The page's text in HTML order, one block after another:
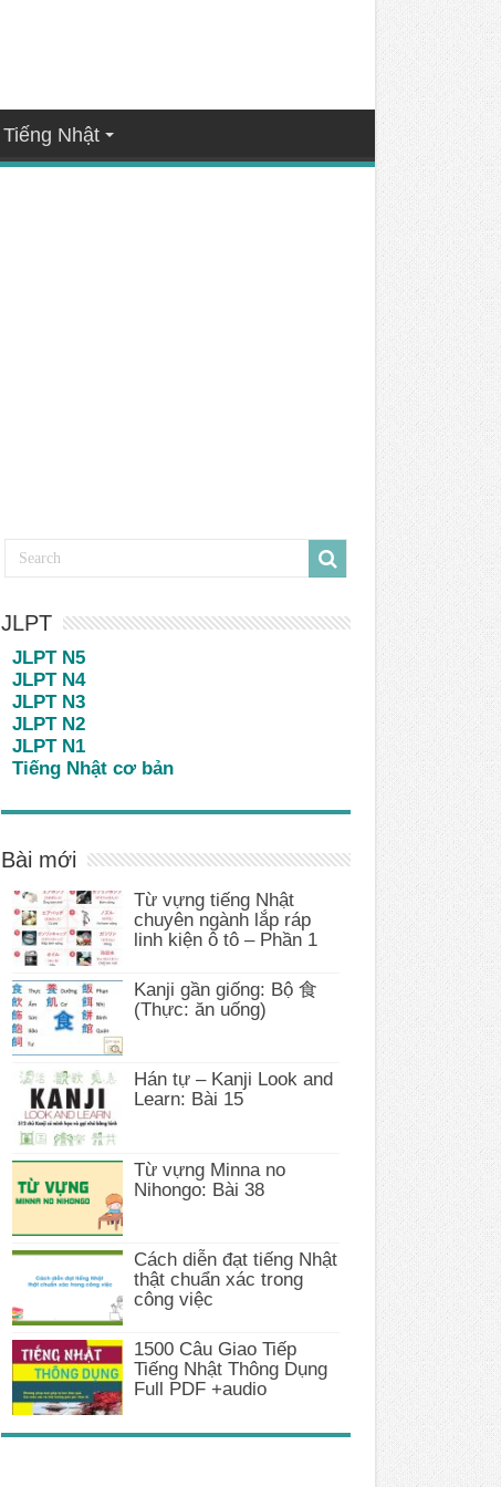
Tiếng Nhật
JLPT
JLPT N5
JLPT N4
JLPT N3
JLPT N2
JLPT N1
Tiếng Nhật cơ bản
Bài mới
Từ vựng tiếng Nhật
chuyên ngành lắp ráp
linh kiện ô tô – Phần 1
Kanji gần giống: Bộ 食
(Thực: ăn uống)
Hán tự – Kanji Look and
Learn: Bài 15
Từ vựng Minna no
Nihongo: Bài 38
Cách diễn đạt tiếng Nhật
thật chuẩn xác trong
công việc
1500 Câu Giao Tiếp
Tiếng Nhật Thông Dụng
Full PDF +audio